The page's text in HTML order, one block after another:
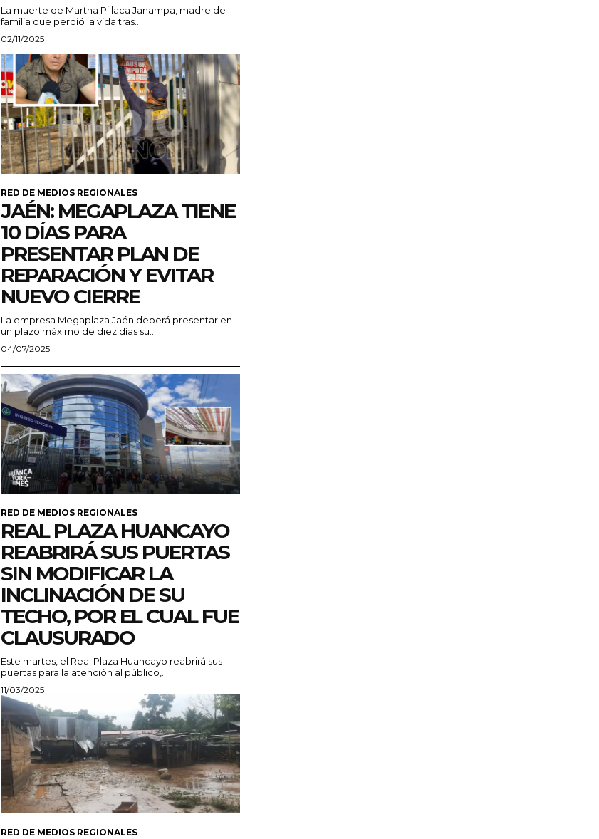
La muerte de Martha Pillaca Janampa, madre de
familia que perdió la vida tras...
02/11/2025
RED DE MEDIOS REGIONALES
JAÉN: MEGAPLAZA TIENE
10 DÍAS PARA
PRESENTAR PLAN DE
REPARACIÓN Y EVITAR
NUEVO CIERRE
La empresa Megaplaza Jaén deberá presentar en
un plazo máximo de diez días su...
04/07/2025
RED DE MEDIOS REGIONALES
REAL PLAZA HUANCAYO
REABRIRÁ SUS PUERTAS
SIN MODIFICAR LA
INCLINACIÓN DE SU
TECHO, POR EL CUAL FUE
CLAUSURADO
Este martes, el Real Plaza Huancayo reabrirá sus
puertas para la atención al público,...
11/03/2025
RED DE MEDIOS REGIONALES